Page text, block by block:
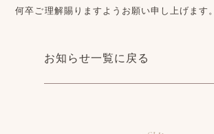
何卒ご理解賜りますようお願い申し上げます。
お知らせ一覧に戻る